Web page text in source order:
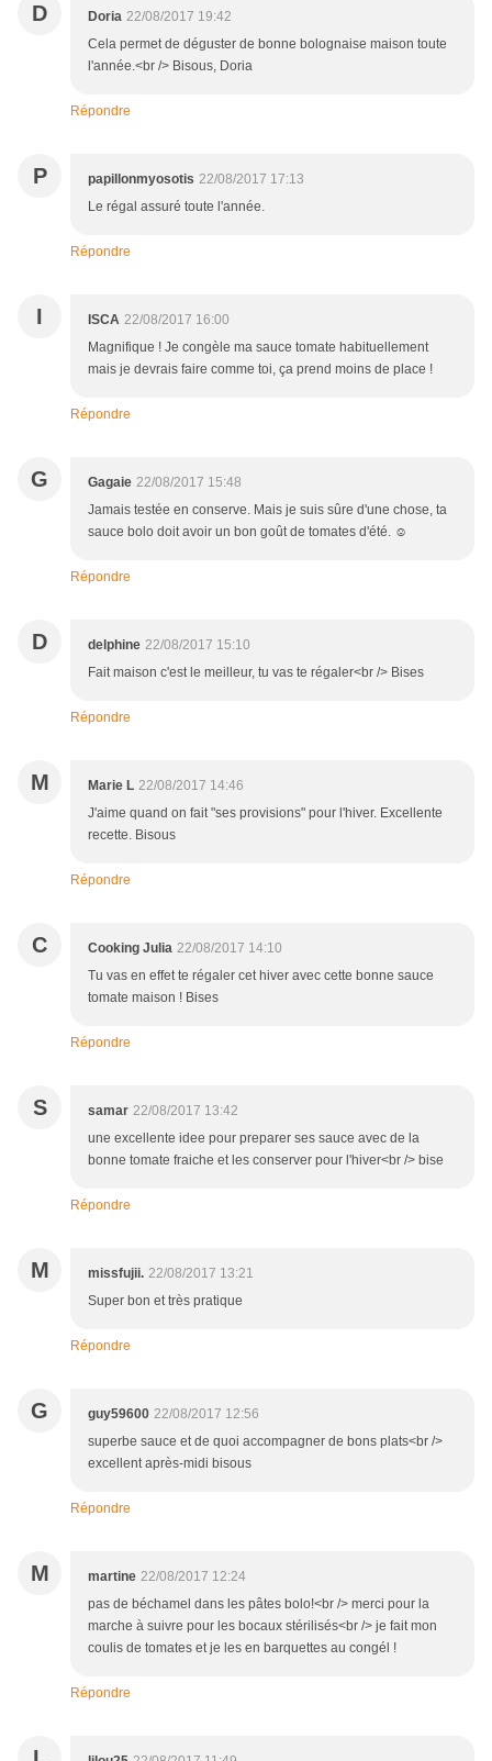
D Doria 22/08/2017 19:42
Cela permet de déguster de bonne bolognaise maison toute
l'année.<br /> Bisous, Doria
Répondre
P papillonmyosotis 22/08/2017 17:13
Le régal assuré toute l'année.
Répondre
I ISCA 22/08/2017 16:00
Magnifique ! Je congèle ma sauce tomate habituellement
mais je devrais faire comme toi, ça prend moins de place !
Répondre
G Gagaie 22/08/2017 15:48
Jamais testée en conserve. Mais je suis sûre d'une chose, ta
sauce bolo doit avoir un bon goût de tomates d'été. ☺
Répondre
D delphine 22/08/2017 15:10
Fait maison c'est le meilleur, tu vas te régaler<br /> Bises
Répondre
M Marie L 22/08/2017 14:46
J'aime quand on fait "ses provisions" pour l'hiver. Excellente
recette. Bisous
Répondre
C Cooking Julia 22/08/2017 14:10
Tu vas en effet te régaler cet hiver avec cette bonne sauce
tomate maison ! Bises
Répondre
S samar 22/08/2017 13:42
une excellente idee pour preparer ses sauce avec de la
bonne tomate fraiche et les conserver pour l'hiver<br /> bise
Répondre
M missfujii. 22/08/2017 13:21
Super bon et très pratique
Répondre
G guy59600 22/08/2017 12:56
superbe sauce et de quoi accompagner de bons plats<br />
excellent après-midi bisous
Répondre
M martine 22/08/2017 12:24
pas de béchamel dans les pâtes bolo!<br /> merci pour la
marche à suivre pour les bocaux stérilisés<br /> je fait mon
coulis de tomates et je les en barquettes au congél !
Répondre